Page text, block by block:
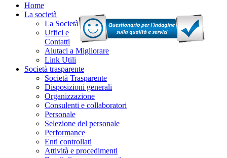
Home
La società
La Società
Uffici e
Contatti
Aiutaci a Migliorare
Link Utili
Società trasparente
Società Trasparente
Disposizioni generali
Organizzazione
Consulenti e collaboratori
Personale
Selezione del personale
Performance
Enti controllati
Attività e procedimenti